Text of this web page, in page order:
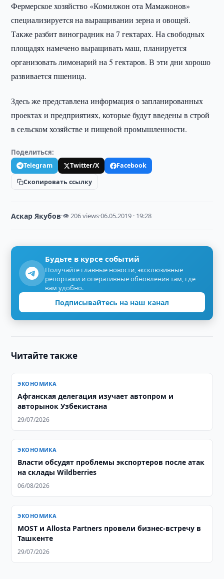
Фермерское хозяйство «Комилжон ота Мамажонов»
специализируется на выращивании зерна и овощей.
Также разбит виноградник на 7 гектарах. На свободных
площадях намечено выращивать маш, планируется
организовать лимонарий на 5 гектаров. В эти дни хорошо
развивается пшеница.
Здесь же представлена информация о запланированных
проектах и предприятиях, которые будут введены в строй
в сельском хозяйстве и пищевой промышленности.
Поделиться:
Telegram Twitter/X
Facebook
Скопировать ссылку
Аскар Якубов·👁 206 views·06.05.2019 · 19:28
Будьте в курсе событий
Получайте главные новости, эксклюзивные
репортажи и оперативные обновления там, где
вам удобно.
Подписывайтесь на наш канал
Читайте также
ЭКОНОМИКА
Афганская делегация изучает автопром и
авторынок Узбекистана
29/07/2026
ЭКОНОМИКА
Власти обсудят проблемы экспортеров после атак
на склады Wildberries
06/08/2026
ЭКОНОМИКА
MOST и Allosta Partners провели бизнес-встречу в
Ташкенте
29/07/2026